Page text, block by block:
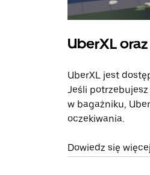
UberXL
UberXL jest
Jeśli
w bagażniku,
oczekiwania.
Dowiedz się